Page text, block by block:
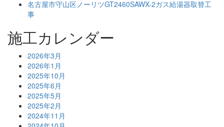
名古屋市守山区ノーリツGT2460SAWX-2ガス給湯器取替工
事
施工カレンダー
2026年3月
2026年1月
2025年10月
2025年6月
2025年5月
2025年2月
2024年11月